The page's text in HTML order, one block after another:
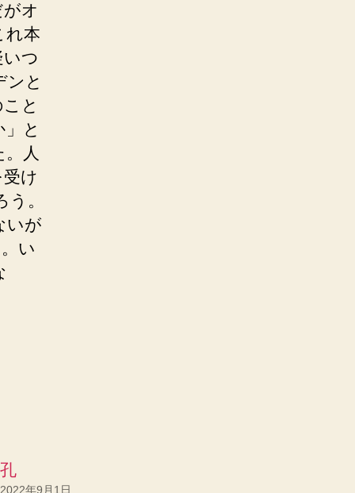
オ
れ本
つ
ンと
と
と
人
け
。
いが
い
孔
2022年9月1日